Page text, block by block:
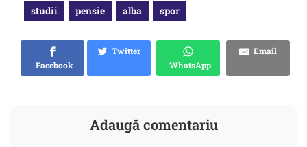
studii pensie alba spor
Facebook
Twitter
WhatsApp
Email
Adaugă comentariu